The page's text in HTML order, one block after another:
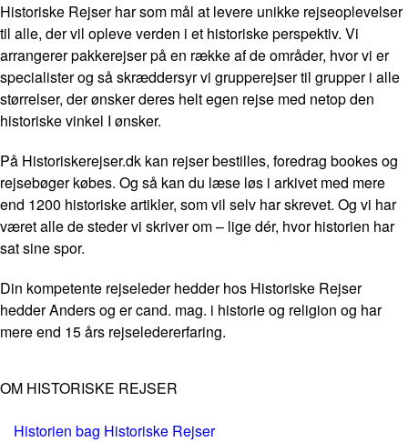
Historiske Rejser har som mål at levere unikke rejseoplevelser
til alle, der vil opleve verden i et historiske perspektiv. Vi
arrangerer pakkerejser på en række af de områder, hvor vi er
specialister og så skræddersyr vi grupperejser til grupper i alle
størrelser, der ønsker deres helt egen rejse med netop den
historiske vinkel I ønsker.
På Historiskerejser.dk kan rejser bestilles, foredrag bookes og
rejsebøger købes. Og så kan du læse løs i arkivet med mere
end 1200 historiske artikler, som vil selv har skrevet. Og vi har
været alle de steder vi skriver om – lige dér, hvor historien har
sat sine spor.
Din kompetente rejseleder hedder hos Historiske Rejser
hedder Anders og er cand. mag. i historie og religion og har
mere end 15 års rejseledererfaring.
OM HISTORISKE REJSER
Historien bag Historiske Rejser